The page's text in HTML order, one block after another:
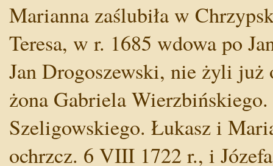
Marianna zaślubiła w
Teresa, w r. 1685 wdowa po
Jan Drogoszewski, nie żyli
żona Gabriela
Szeligowskiego. Łukasz i
ochrzcz. 6 VIII 1722 r., i